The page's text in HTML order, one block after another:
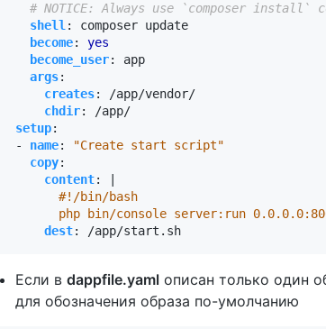
# NOTICE: Always use `composer install`
shell:
composer update
become:
yes
become_user:
app
args:
creates:
/app/vendor/
chdir:
/app/
setup:
- name:
"Create start script"
copy:
content:
php bin/console server:run
dest: /app/start.sh
Если в dappfile.yaml описан только один
для обозначения образа по-умолчанию